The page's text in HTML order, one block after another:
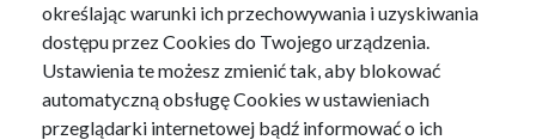
określając warunki ich przechowywania i uzyskiwania
dostępu przez Cookies do Twojego urządzenia.
Ustawienia te możesz zmienić tak, aby blokować
automatyczną obsługę Cookies w ustawieniach
przeglądarki internetowej bądź informować o ich